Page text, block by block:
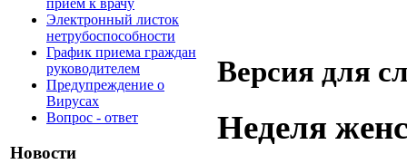
прием к врачу
Электронный листок
нетрубоспособности
График приема граждан
руководителем
Предупреждение о
Вирусах
Вопрос - ответ
Новости
Версия для
Неделя